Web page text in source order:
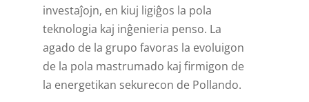
investaĵojn, en kiuj ligiĝos la pola
teknologia kaj inĝenieria penso. La
agado de la grupo favoras la evoluigon
de la pola mastrumado kaj firmigon de
la energetikan sekurecon de Pollando.